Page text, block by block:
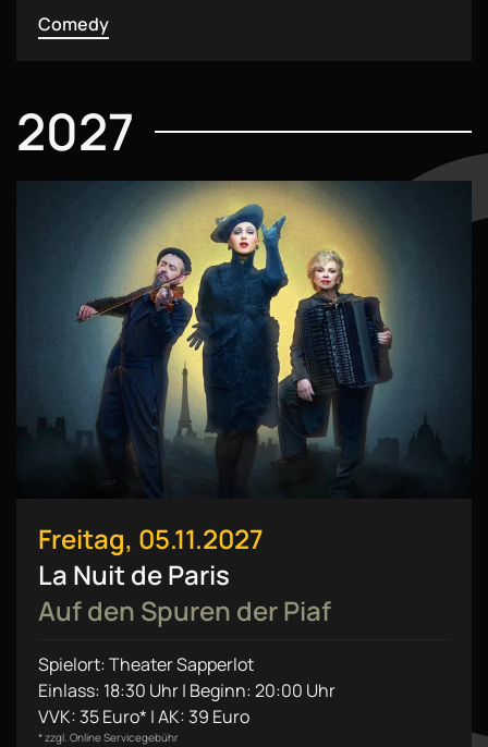
Comedy
2027
Freitag, 05.11.2027
La Nuit de Paris
Auf den Spuren der Piaf
Spielort: Theater Sapperlot
Einlass: 18:30 Uhr | Beginn: 20:00 Uhr
VVK: 35 Euro* | AK: 39 Euro
* zzgl. Online Servicegebühr